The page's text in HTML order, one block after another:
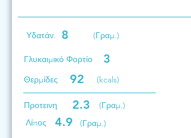
Υδατάν. 8 (Γραμ.)
Γλυκαιμικό Φορτίο 3
Θερμίδες 92 (kcals)
Προτεινη 2.3
(Γραμ.)
Λίπος
4.9 (Γραμ.)